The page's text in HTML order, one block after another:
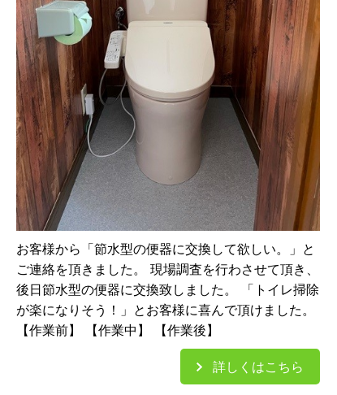
お客様から「節水型の便器に交換して欲しい。」と
ご連絡を頂きました。 現場調査を行わさせて頂き、
後日節水型の便器に交換致しました。 「トイレ掃除
が楽になりそう！」とお客様に喜んで頂けました。
【作業前】 【作業中】 【作業後】
詳しくはこちら